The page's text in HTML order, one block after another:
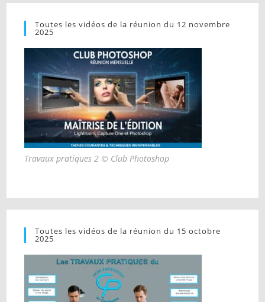
Toutes les vidéos de la réunion du 12 novembre
2025
Travaux pratiques 2 © Club Photoshop
Toutes les vidéos de la réunion du 15 octobre
2025